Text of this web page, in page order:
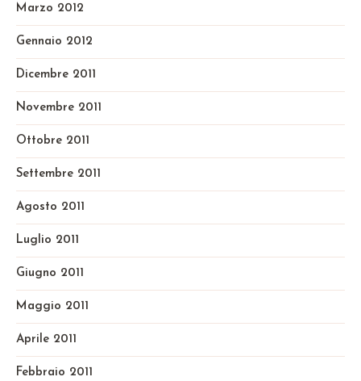
Marzo 2012
Gennaio 2012
Dicembre 2011
Novembre 2011
Ottobre 2011
Settembre 2011
Agosto 2011
Luglio 2011
Giugno 2011
Maggio 2011
Aprile 2011
Febbraio 2011